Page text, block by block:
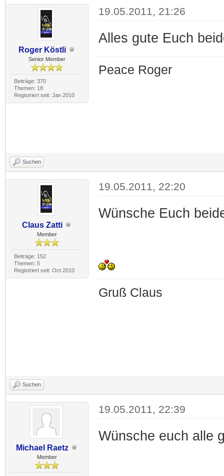
Roger Köstli
Senior Member
Beiträge: 370
Themen: 18
Registriert seit: Jan 2010
19.05.2011, 21:26
Alles gute Euch
Peace Roger
Suchen
Claus Zatti
Member
Beiträge: 152
Themen: 5
Registriert seit: Oct 2010
19.05.2011, 22:20
Wünsche Euch
Gruß Claus
Suchen
Michael Raetz
Member
19.05.2011, 22:39
Wünsche euch alle